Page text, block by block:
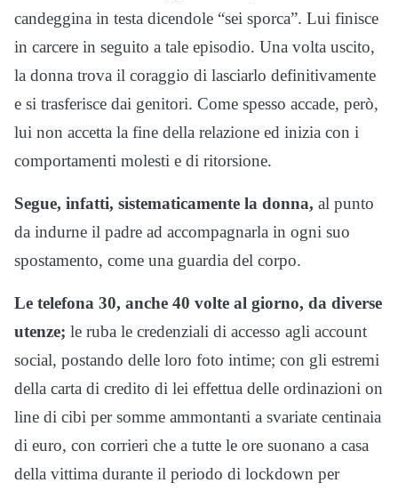
candeggina in testa dicendole “sei sporca”. Lui finisce
in carcere in seguito a tale episodio. Una volta uscito,
la donna trova il coraggio di lasciarlo definitivamente
e si trasferisce dai genitori. Come spesso accade, però,
lui non accetta la fine della relazione ed inizia con i
comportamenti molesti e di ritorsione.
Segue, infatti, sistematicamente la donna, al punto
da indurne il padre ad accompagnarla in ogni suo
spostamento, come una guardia del corpo.
Le telefona 30, anche 40 volte al giorno, da diverse
utenze; le ruba le credenziali di accesso agli account
social, postando delle loro foto intime; con gli estremi
della carta di credito di lei effettua delle ordinazioni on
line di cibi per somme ammontanti a svariate centinaia
di euro, con corrieri che a tutte le ore suonano a casa
della vittima durante il periodo di lockdown per